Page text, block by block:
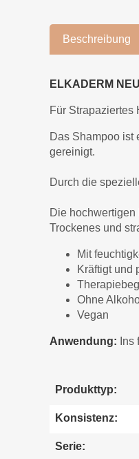
Beschreibung
ELKADERM
Für Strapaziertes
Das Shampoo ist
gereinigt.
Durch die
Die
Trockenes und
Mit
Kräftigt und
Ohne
Vegan
Anwendung:
Produkttyp:
Konsistenz:
Serie: